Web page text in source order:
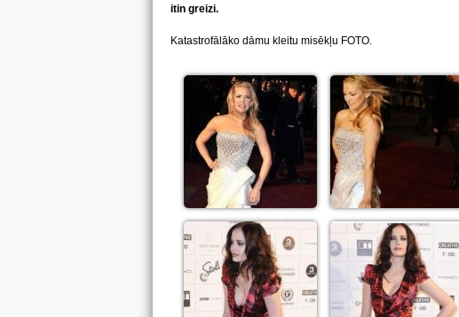
itin greizi.
Katastrofālāko dāmu kleitu misēkļu FOTO.